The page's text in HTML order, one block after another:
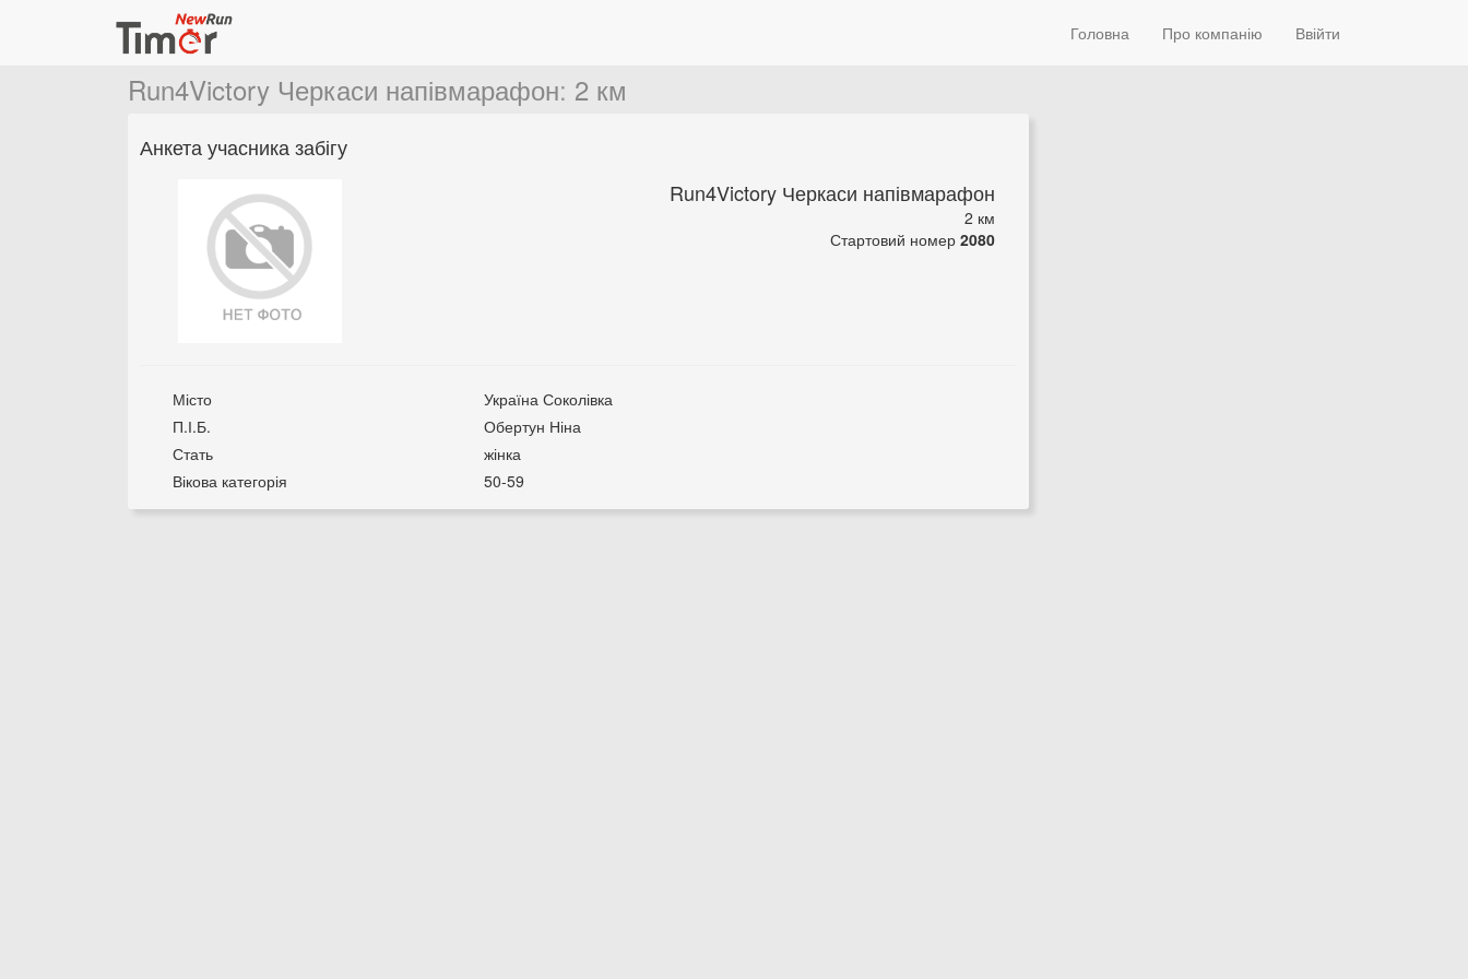
Головна Про компанію Ввійти
Run4Victory Черкаси напівмарафон: 2 км
Анкета учасника забігу
Run4Victory Черкаси напівмарафон
2 км
Стартовий номер 2080
Місто
Україна Соколівка
П.І.Б.
Обертун Ніна
Стать
жінка
Вікова категорія
50-59